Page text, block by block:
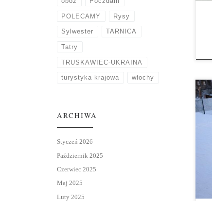
POLECAMY Rysy
Sylwester TARNICA
Tatry
TRUSKAWIEC-UKRAINA
turystyka krajowa włochy
ARCHIWA
Styczeń 2026
Październik 2025
Czerwiec 2025
Maj 2025
Luty 2025